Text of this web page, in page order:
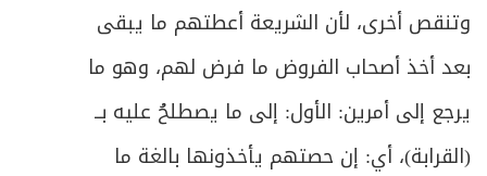
وتنقص أخرى، لأن الشريعة أعطتهم ما يبقى
بعد أخذ أصحاب الفروض ما فرض لهم، وهو ما
يرجع إلى أمرين: الأول: إلى ما يصطلحُ عليه بــ
(القرابة)، أي: إن حصتهم يأخذونها بالغة ما